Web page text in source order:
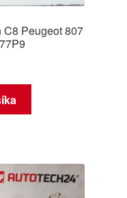
Peugeot 807